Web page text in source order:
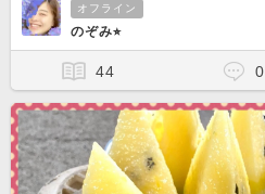
オフライン
のぞみ⭐︎
44 0